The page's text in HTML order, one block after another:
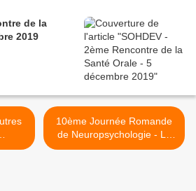
de la
2019
10ème Journée Romande
de Neuropsychologie - La
Cognition spatiale - 4 oct